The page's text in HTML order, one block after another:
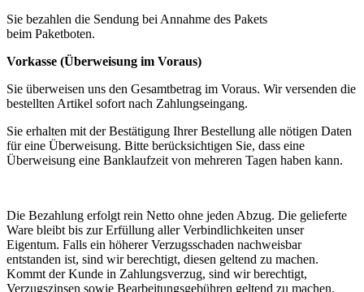
Sie bezahlen die Sendung bei Annahme des Pakets
beim Paketboten.
Vorkasse (Überweisung im Voraus)
Sie überweisen uns den Gesamtbetrag im Voraus. Wir versenden die
bestellten Artikel sofort nach Zahlungseingang.
Sie erhalten mit der Bestätigung Ihrer Bestellung alle nötigen Daten
für eine Überweisung. Bitte berücksichtigen Sie, dass eine
Überweisung eine Banklaufzeit von mehreren Tagen haben kann.
Die Bezahlung erfolgt rein Netto ohne jeden Abzug. Die gelieferte
Ware bleibt bis zur Erfüllung aller Verbindlichkeiten unser
Eigentum. Falls ein höherer Verzugsschaden nachweisbar
entstanden ist, sind wir berechtigt, diesen geltend zu machen.
Kommt der Kunde in Zahlungsverzug, sind wir berechtigt,
Verzugszinsen sowie Bearbeitungsgebühren geltend zu machen.